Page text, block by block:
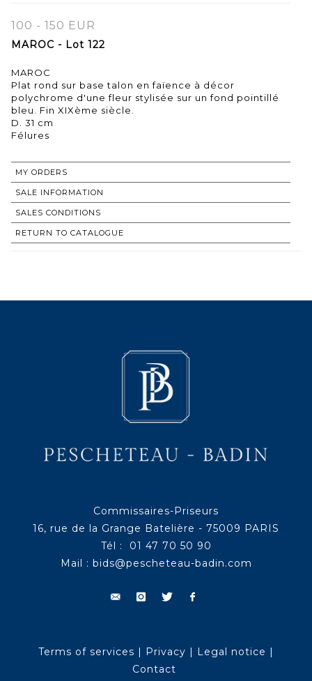
100 - 150 EUR
MAROC - Lot 122
MAROC
Plat rond sur base talon en faïence à décor
polychrome d'une fleur stylisée sur un fond pointillé
bleu. Fin XIXème siècle.
D. 31 cm
Félures
MY ORDERS
SALE INFORMATION
SALES CONDITIONS
RETURN TO CATALOGUE
Commissaires-Priseurs
16, rue de la Grange Batelière - 75009 PARIS
Tél : 01 47 70 50 90
Mail : bids@pescheteau-badin.com
Terms of services | Privacy | Legal notice |
Contact